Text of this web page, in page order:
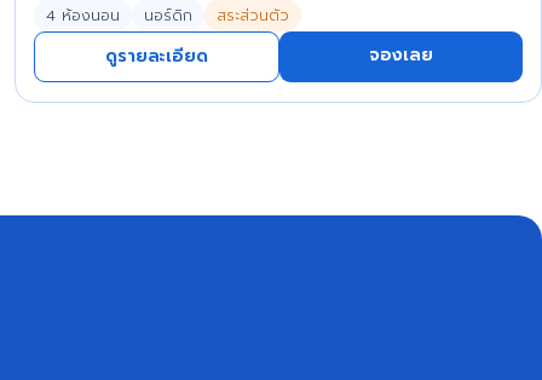
4 ห้องนอน นอร์ดิก สระส่วนตัว
ดูรายละเอียด จองเลย